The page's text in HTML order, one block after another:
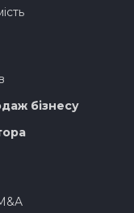
бізнесу